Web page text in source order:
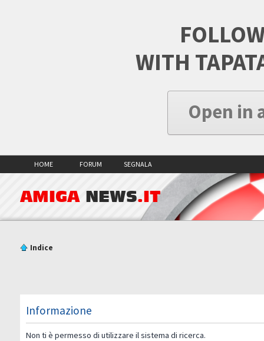
WITH
Open in
HOME FORUM SEGNALA
AMIGA NEWS.IT
Indice
Informazione
Non ti è permesso di utilizzare il sistema di ricerca.